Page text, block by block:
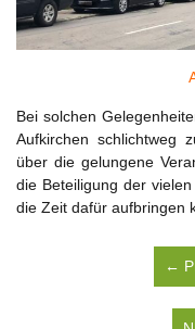
Bei solchen
Aufkirchen schlichtweg
über die gelungene
die Beteiligung der
die Zeit dafür aufbringen
←